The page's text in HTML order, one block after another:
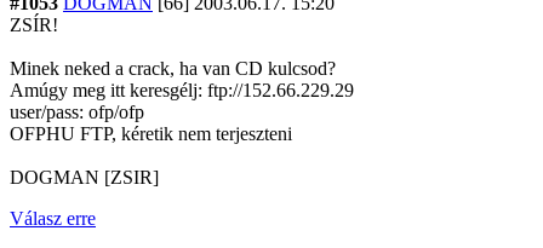
ZSÍR!
Minek neked a crack, ha van CD kulcsod?
Amúgy meg itt keresgélj: ftp://152.66.229.29
user/pass: ofp/ofp
OFPHU FTP, kéretik nem terjeszteni
DOGMAN [ZSIR]
Válasz erre